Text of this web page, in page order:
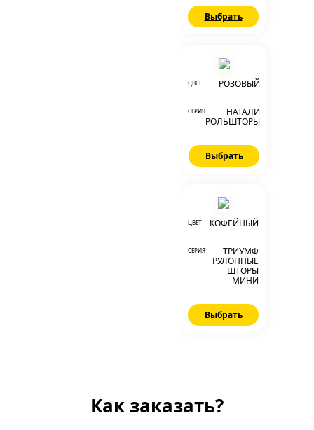
Выбрать
ЦВЕТ РОЗОВЫЙ
СЕРИЯ
НАТАЛИ
РОЛЬШТОРЫ
Выбрать
ЦВЕТ КОФЕЙНЫЙ
СЕРИЯ
ТРИУМФ
РУЛОННЫЕ
ШТОРЫ
МИНИ
Выбрать
Как заказать?